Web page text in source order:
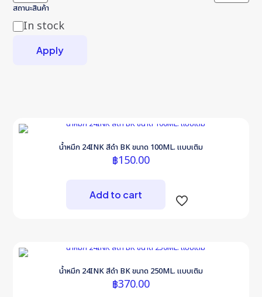
สถานะสินค้า
StatusIn stock
Apply
น้ำหมึก 24INK สีดำ BK ขนาด 100ML. แบบเติม
฿150.00
Add to cart
น้ำหมึก 24INK สีดำ BK ขนาด 250ML. แบบเติม
฿370.00